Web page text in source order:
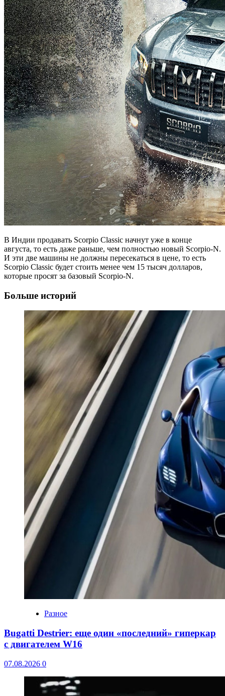
В Индии продавать Scorpio Classic начнут уже в конце
августа, то есть даже раньше, чем полностью новый Scorpio-N.
И эти две машины не должны пересекаться в цене, то есть
Scorpio Classic будет стоить менее чем 15 тысяч долларов,
которые просят за базовый Scorpio-N.
Больше историй
Разное
Bugatti Destrier: еще один «последний» гиперкар
с двигателем W16
07.08.2026 0